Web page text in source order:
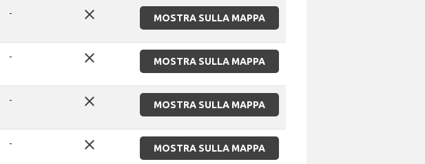
- close MOSTRA SULLA MAPPA
- close MOSTRA SULLA MAPPA
- close MOSTRA SULLA MAPPA
- close MOSTRA SULLA MAPPA